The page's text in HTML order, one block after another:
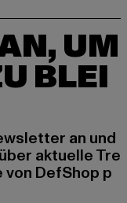
UM
BLEI
an und
aktuelle Tre
DefShop p